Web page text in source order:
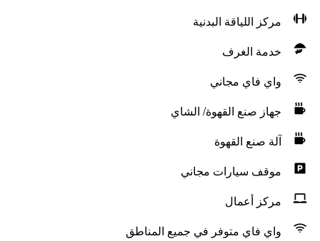
مركز اللياقة البدنية
خدمة الغرف
واي فاي مجاني
جهاز صنع القهوة/ الشاي
آلة صنع القهوة
موقف سيارات مجاني
مركز أعمال
واي فاي متوفر في جميع المناطق